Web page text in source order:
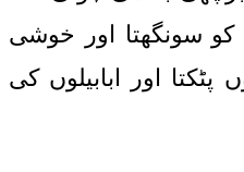
سونگھتا اور خوشی
اور ابابیلوں کی